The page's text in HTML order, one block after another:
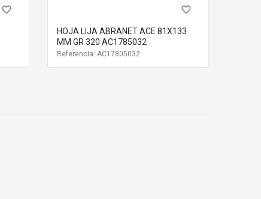
favorite_border favorite_border
HOJA LIJA ABRANET ACE 81X133
MM GR 320 AC1785032
Referencia: AC17805032